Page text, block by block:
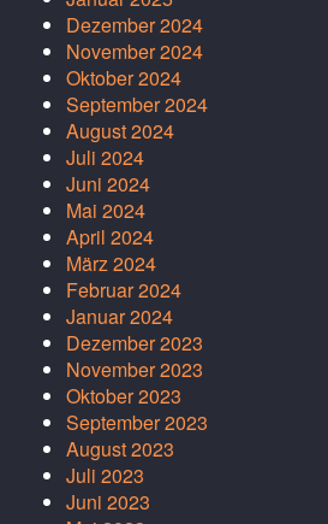
Dezember 2024
November 2024
Oktober 2024
September 2024
August 2024
Juli 2024
Juni 2024
Mai 2024
April 2024
März 2024
Februar 2024
Januar 2024
Dezember 2023
November 2023
Oktober 2023
September 2023
August 2023
Juli 2023
Juni 2023